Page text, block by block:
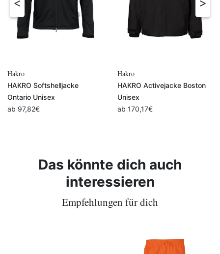
Hakro
HAKRO Softshelljacke
Ontario Unisex
ab 97,82€
Hakro
HAKRO Activejacke Boston
Unisex
ab 170,17€
Das könnte dich auch
interessieren
Empfehlungen für dich